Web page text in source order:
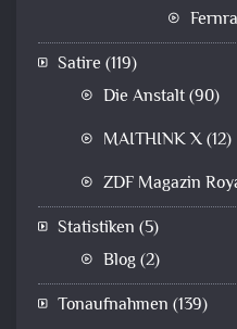
Satire (119)
Die Anstalt(90)
MAITHINK X(12)
ZDF Magazin
Statistiken (5)
Blog(2)
Tonaufnahmen (139)